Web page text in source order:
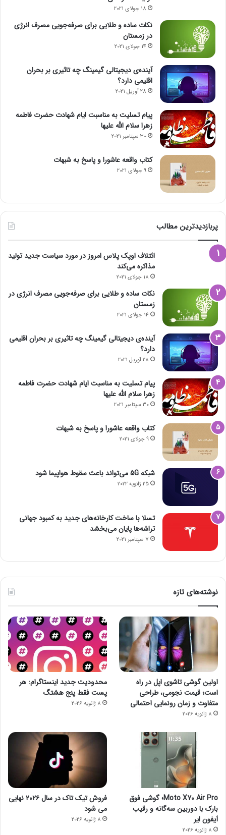
انتهای پیام/
18 جولای 2021
نکات ساده و طلایی برای صرفه‌جویی مصرف انرژی
در زمستان
14 جولای 2021
آینده‌ی دیجیتالی گیمینگ چه تاثیری بر بحران
اقلیمی دارد؟
28 آوریل 2021
پیام تسلیت به مناسبت ایام شهادت حضرت فاطمه
زهرا سلام الله علیها
30 سپتامبر 2021
کتاب واقعه عاشورا و پاسخ به شبهات
9 جولای 2021
پربازدیدترین مطالب
ائتلاف اوپک پلاس امروز در مورد سیاست جدید تولید
مذاکره می‌کند
18 جولای 2021
نکات ساده و طلایی برای صرفه‌جویی مصرف انرژی در
زمستان
14 جولای 2021
آینده‌ی دیجیتالی گیمینگ چه تاثیری بر بحران اقلیمی
دارد؟
28 آوریل 2021
پیام تسلیت به مناسبت ایام شهادت حضرت فاطمه
زهرا سلام الله علیها
30 سپتامبر 2021
کتاب واقعه عاشورا و پاسخ به شبهات
9 جولای 2021
شبکه 5G می‌تواند باعث سقوط هواپیما شود
25 ژانویه 2022
تسلا با ساخت کارخانه‌های جدید به کمبود جهانی
تراشه‌ها پایان می‌بخشد
7 سپتامبر 2021
نوشته‌های تازه
اولین گوشی تاشوی اپل در راه
است؛ قیمت نجومی، طراحی
متفاوت و زمان رونمایی احتمالی
8 ژانویه 2026
محدودیت جدید اینستاگرام: هر
پست فقط پنج هشتگ
8 ژانویه 2026
Moto X70 Air Pro؛ گوشی فوق
بارک با دوربین سه‌گانه و رقیب
آیفون ایر
8 ژانویه 2026
فروش تیک تاک در سال ۲۰۲۶ نهایی
می شود
8 ژانویه 2026